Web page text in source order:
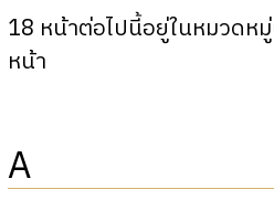
18 หน้าต่อไปนี้อยู่ในหมวดห
หน้า
A